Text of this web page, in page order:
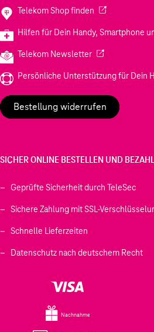
Telekom Shop finden (Wird in einem
Hilfen für Dein Handy, Smartphone
Telekom Newsletter(Wird in einem
Persönliche Unterstützung für Dein
Bestellung widerrufen
SICHER ONLINE BESTELLEN UND
Geprüfte Sicherheit durch TeleSec
Sichere Zahlung mit SSL-
Schnelle Lieferzeiten
Datenschutz nach deutschem Recht
Nachnahme